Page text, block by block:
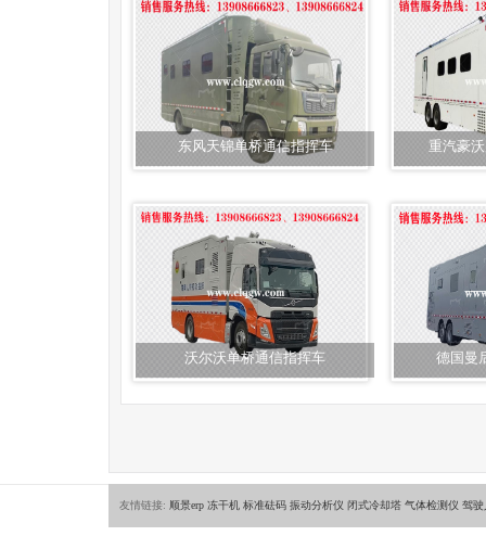
东风天锦单桥通信指挥车 重汽豪
沃尔沃单桥通信指挥车 德国曼
友情链接: 顺景erp 冻干机 标准砝码 振动分析仪 闭式冷却塔 气体检测仪 驾驶